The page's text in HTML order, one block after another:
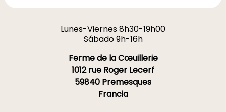
Lunes-Viernes 8h30-19h00
Sábado 9h-16h
Ferme de la Cœuillerie
1012 rue Roger Lecerf
59840 Premesques
Francia